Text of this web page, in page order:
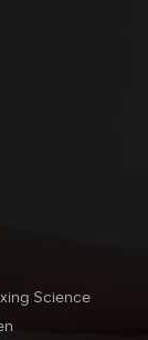
Science